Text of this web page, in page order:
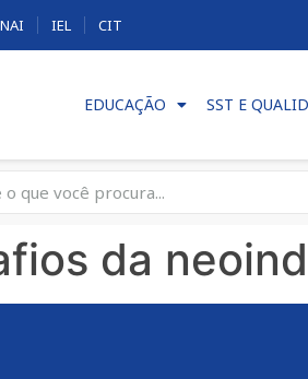
IEL CIT
EDUCAÇÃO SST E
da